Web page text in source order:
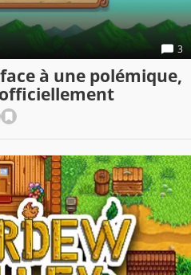
3
à une polémique,